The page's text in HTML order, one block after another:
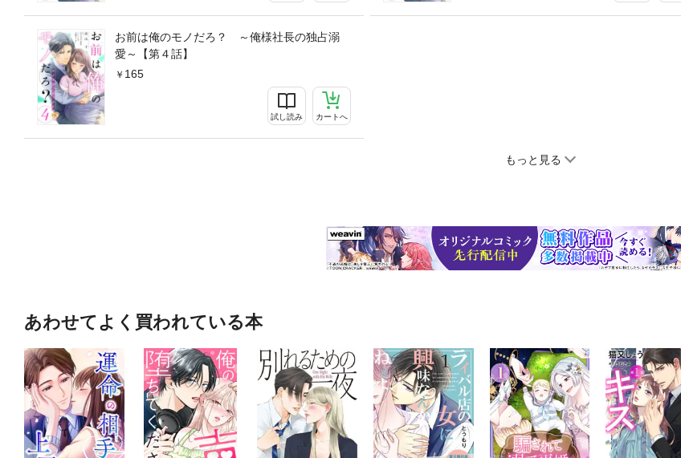
お前は俺のモノだろ？ ～俺様社長の独占溺
愛～【第４話】
165
試し読み カートへ
もっと見る
あわせてよく買われている本